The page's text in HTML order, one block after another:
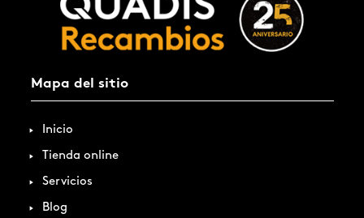
Mapa del sitio
Inicio
Tienda online
Servicios
Blog